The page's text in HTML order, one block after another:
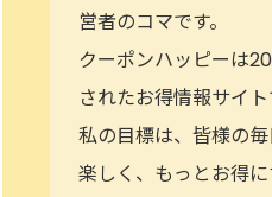
営者のコマです。
クーポンハッピーは
されたお得情報サイト
私の目標は、皆様の
楽しく、もっとお得